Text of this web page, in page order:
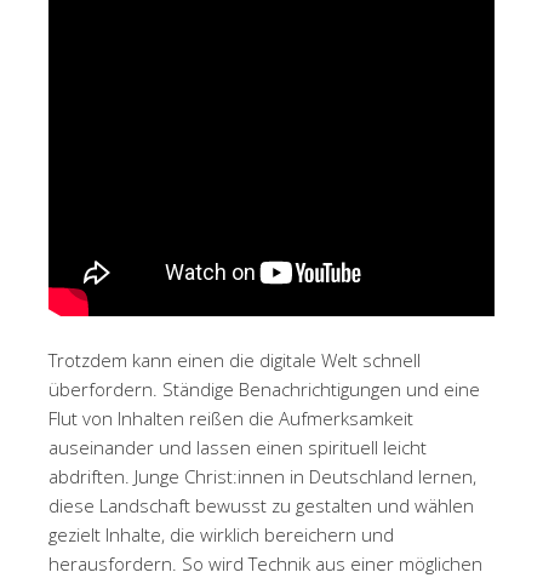
Trotzdem kann einen die digitale Welt schnell
überfordern. Ständige Benachrichtigungen und eine
Flut von Inhalten reißen die Aufmerksamkeit
auseinander und lassen einen spirituell leicht
abdriften. Junge Christ:innen in Deutschland lernen,
diese Landschaft bewusst zu gestalten und wählen
gezielt Inhalte, die wirklich bereichern und
herausfordern. So wird Technik aus einer möglichen